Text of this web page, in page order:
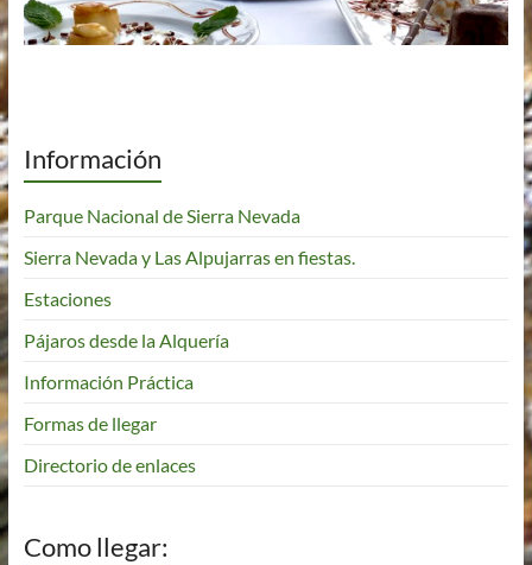
Información
Parque Nacional de Sierra Nevada
Sierra Nevada y Las Alpujarras en fiestas.
Estaciones
Pájaros desde la Alquería
Información Práctica
Formas de llegar
Directorio de enlaces
Como llegar: